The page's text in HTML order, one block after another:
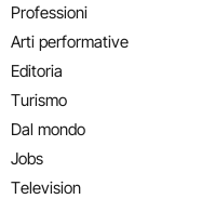
Professioni
Arti performative
Editoria
Turismo
Dal mondo
Jobs
Television